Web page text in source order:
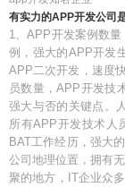
有实力的APP开发公司
1、APP开发案例数
例，强大的APP开发
APP二次开发，速度
员数量，APP开发技
强大与否的关键点。
所有APP开发技术人
BAT工作经历，强大
公司地理位置，拥有
聚的地方，IT企业众